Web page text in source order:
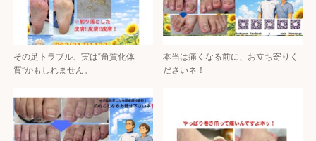
その足トラブル、実は“角質化体
質”かもしれません。
本当は痛くなる前に、お立ち寄りく
ださいネ！